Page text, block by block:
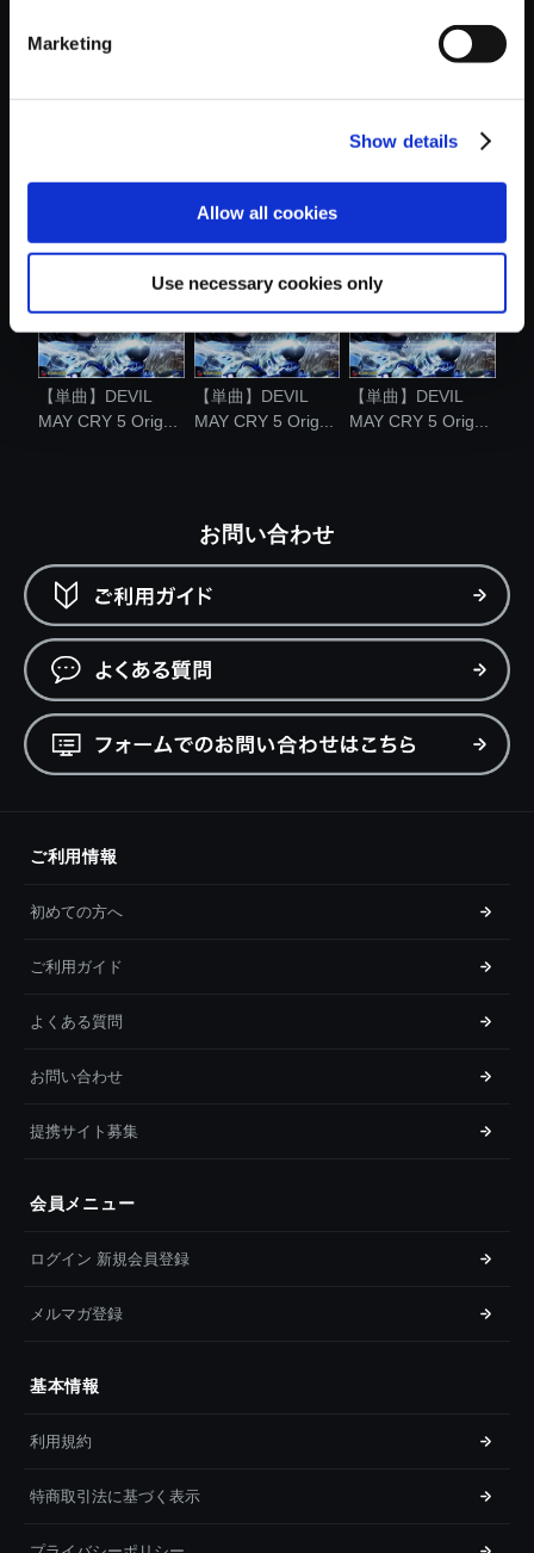
Marketing
Show details
Allow all cookies
Use necessary cookies only
MAY CRY 5 Orig...
MAY CRY 5 Orig...
MAY CRY 5 Orig...
【単曲】DEVIL
MAY CRY 5 Orig...
【単曲】DEVIL
MAY CRY 5 Orig...
【単曲】DEVIL
MAY CRY 5 Orig...
お問い合わせ
ご利用情報
初めての方へ
ご利用ガイド
よくある質問
お問い合わせ
提携サイト募集
会員メニュー
ログイン 新規会員登録
メルマガ登録
基本情報
利用規約
特商取引法に基づく表示